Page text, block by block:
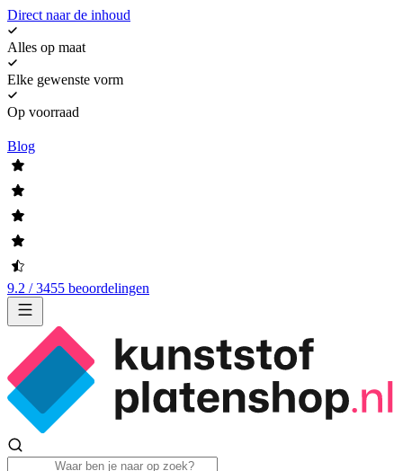
Direct naar de inhoud
Alles op maat
Elke gewenste vorm
Op voorraad
Blog
9.2 / 3455 beoordelingen